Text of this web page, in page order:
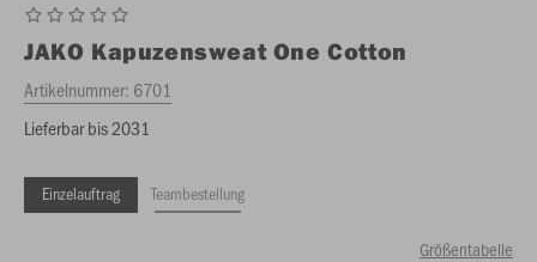
JAKO Kapuzensweat One Cotton
Artikelnummer: 6701
Lieferbar bis 2031
Einzelauftrag Teambestellung
Größentabelle